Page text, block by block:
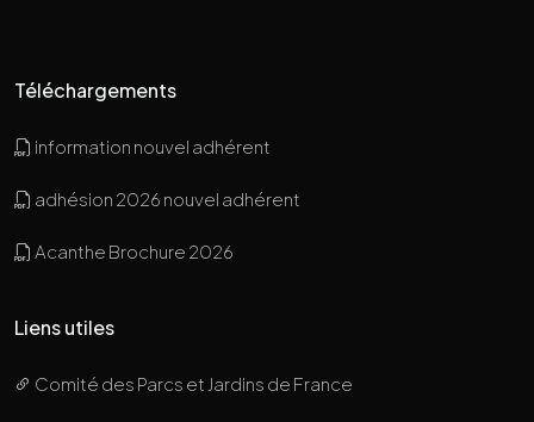
Téléchargements
information nouvel adhérent
adhésion 2026 nouvel adhérent
Acanthe Brochure 2026
Liens utiles
Comité des Parcs et Jardins de France